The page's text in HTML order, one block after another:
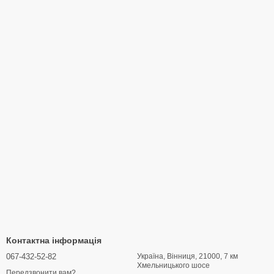
Контактна інформація
067-432-52-82
Україна, Вінниця, 21000, 7 км
Хмельницького шосе